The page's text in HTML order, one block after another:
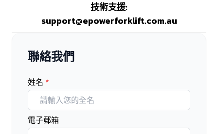
技術支援:
support@epowerforklift.com.au
聯絡我們
姓名 *
電子郵箱